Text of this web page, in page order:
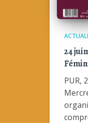
24
PUR,